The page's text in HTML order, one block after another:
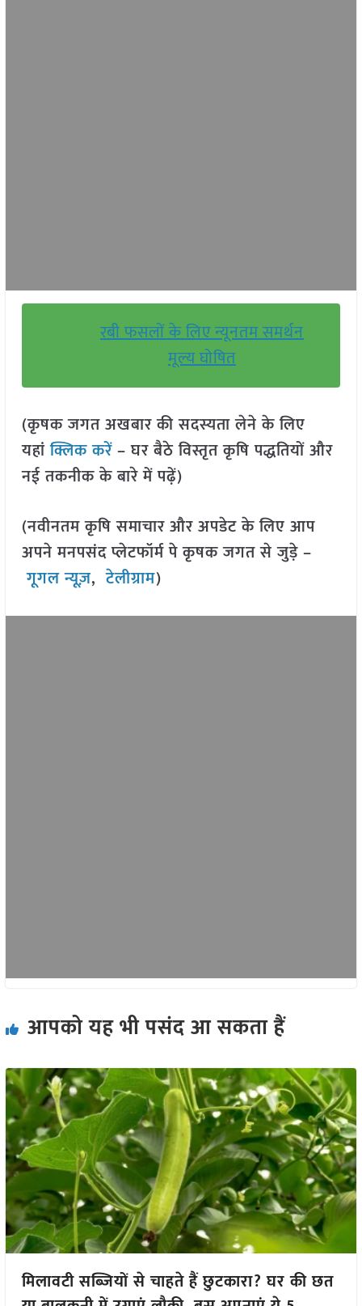
रबी फसलों के लिए न्यूनतम समर्थन
मूल्य घोषित
(कृषक जगत अखबार की सदस्यता लेने के लिए
यहांक्लिक करें– घर बैठे विस्तृत कृषि पद्धतियों और
नई तकनीक के बारे में पढ़ें)
(नवीनतम कृषि समाचार और अपडेट के लिए आप
अपने मनपसंद प्लेटफॉर्म पे कृषक जगत से जुड़े –
गूगल न्यूज़,टेलीग्राम)
आपको यह भी पसंद आ सकता हैं
मिलावटी सब्जियों से चाहते हैं छुटकारा? घर की छत